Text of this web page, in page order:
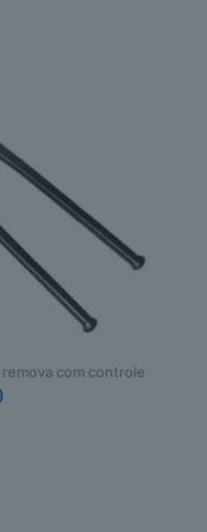
com controle